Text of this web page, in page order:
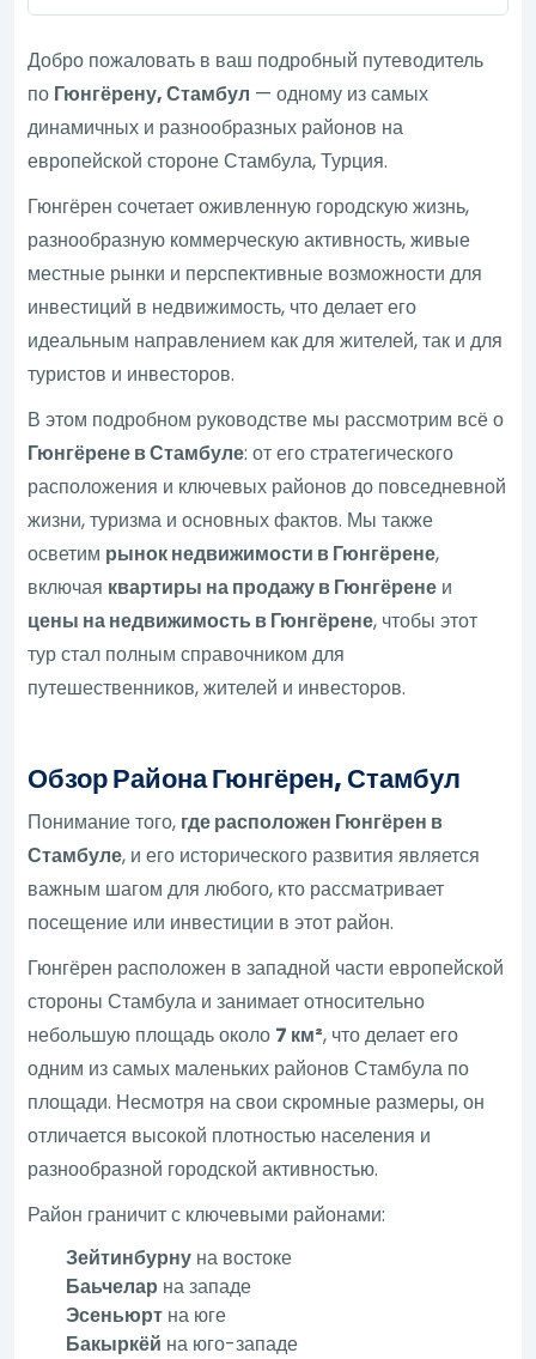
Добро пожаловать в ваш подробный путеводитель
по Гюнгёрену, Стамбул — одному из самых
динамичных и разнообразных районов на
европейской стороне Стамбула, Турция.
Гюнгёрен сочетает оживленную городскую жизнь,
разнообразную коммерческую активность, живые
местные рынки и перспективные возможности для
инвестиций в недвижимость, что делает его
идеальным направлением как для жителей, так и для
туристов и инвесторов.
В этом подробном руководстве мы рассмотрим всё о
Гюнгёрене в Стамбуле: от его стратегического
расположения и ключевых районов до повседневной
жизни, туризма и основных фактов. Мы также
осветим рынок недвижимости в Гюнгёрене,
включая квартиры на продажу в Гюнгёрене и
цены на недвижимость в Гюнгёрене, чтобы этот
тур стал полным справочником для
путешественников, жителей и инвесторов.
Обзор Района Гюнгёрен, Стамбул
Понимание того, где расположен Гюнгёрен в
Стамбуле, и его исторического развития является
важным шагом для любого, кто рассматривает
посещение или инвестиции в этот район.
Гюнгёрен расположен в западной части европейской
стороны Стамбула и занимает относительно
небольшую площадь около 7 км², что делает его
одним из самых маленьких районов Стамбула по
площади. Несмотря на свои скромные размеры, он
отличается высокой плотностью населения и
разнообразной городской активностью.
Район граничит с ключевыми районами:
Зейтинбурну на востоке
Баьчелар на западе
Эсеньюрт на юге
Бакыркёй на юго-западе